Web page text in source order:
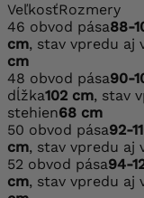
VeľkosťRozmery
46 obvod pása88-
cm, stav vpredu aj
cm
48 obvod pása90-
dĺžka102 cm, stav
stehien68 cm
50 obvod pása92-
cm, stav vpredu aj
52 obvod pása94-
cm, stav vpredu aj